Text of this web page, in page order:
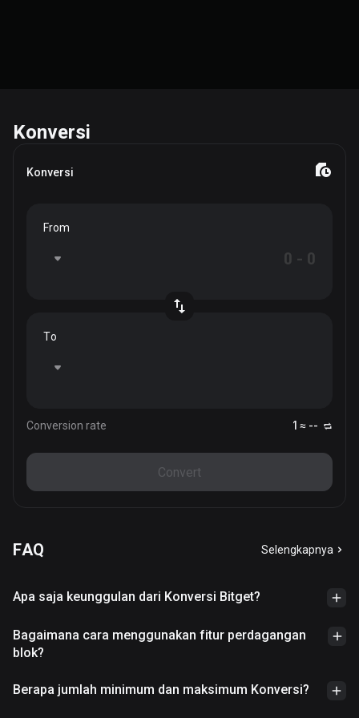
Konversi
Konversi
From
To
Conversion rate 1 ≈ --
Convert
FAQ Selengkapnya
Apa saja keunggulan dari Konversi Bitget?
Bagaimana cara menggunakan fitur perdagangan
blok?
Berapa jumlah minimum dan maksimum Konversi?